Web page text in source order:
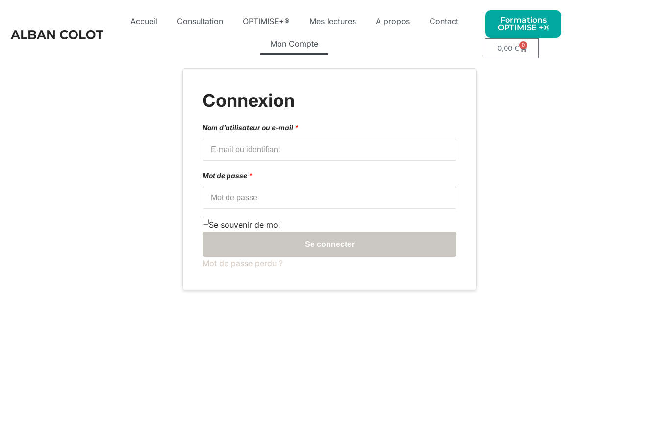
au
Accueil Consultation OPTIMISE+® Mes lectures A propos Contact
Mon Compte
Formations
OPTIMISE +®
0,00€ 0
Connexion
Nom d’utilisateur ou e-mail *
Mot de passe *
Se souvenir de moi
Se connecter
Mot de passe perdu ?